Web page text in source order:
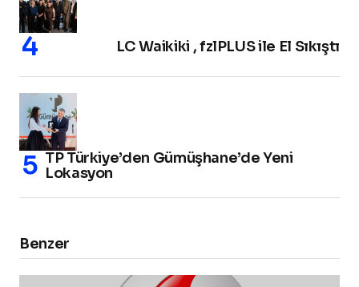
LC Waikiki , fzlPLUS ile El Sıkıştı
TP Türkiye’den Gümüşhane’de Yeni
Lokasyon
Benzer